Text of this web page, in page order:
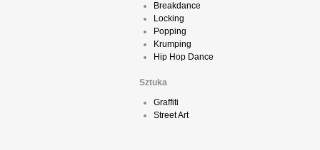
Breakdance
Locking
Popping
Krumping
Hip Hop Dance
Sztuka
Graffiti
Street Art